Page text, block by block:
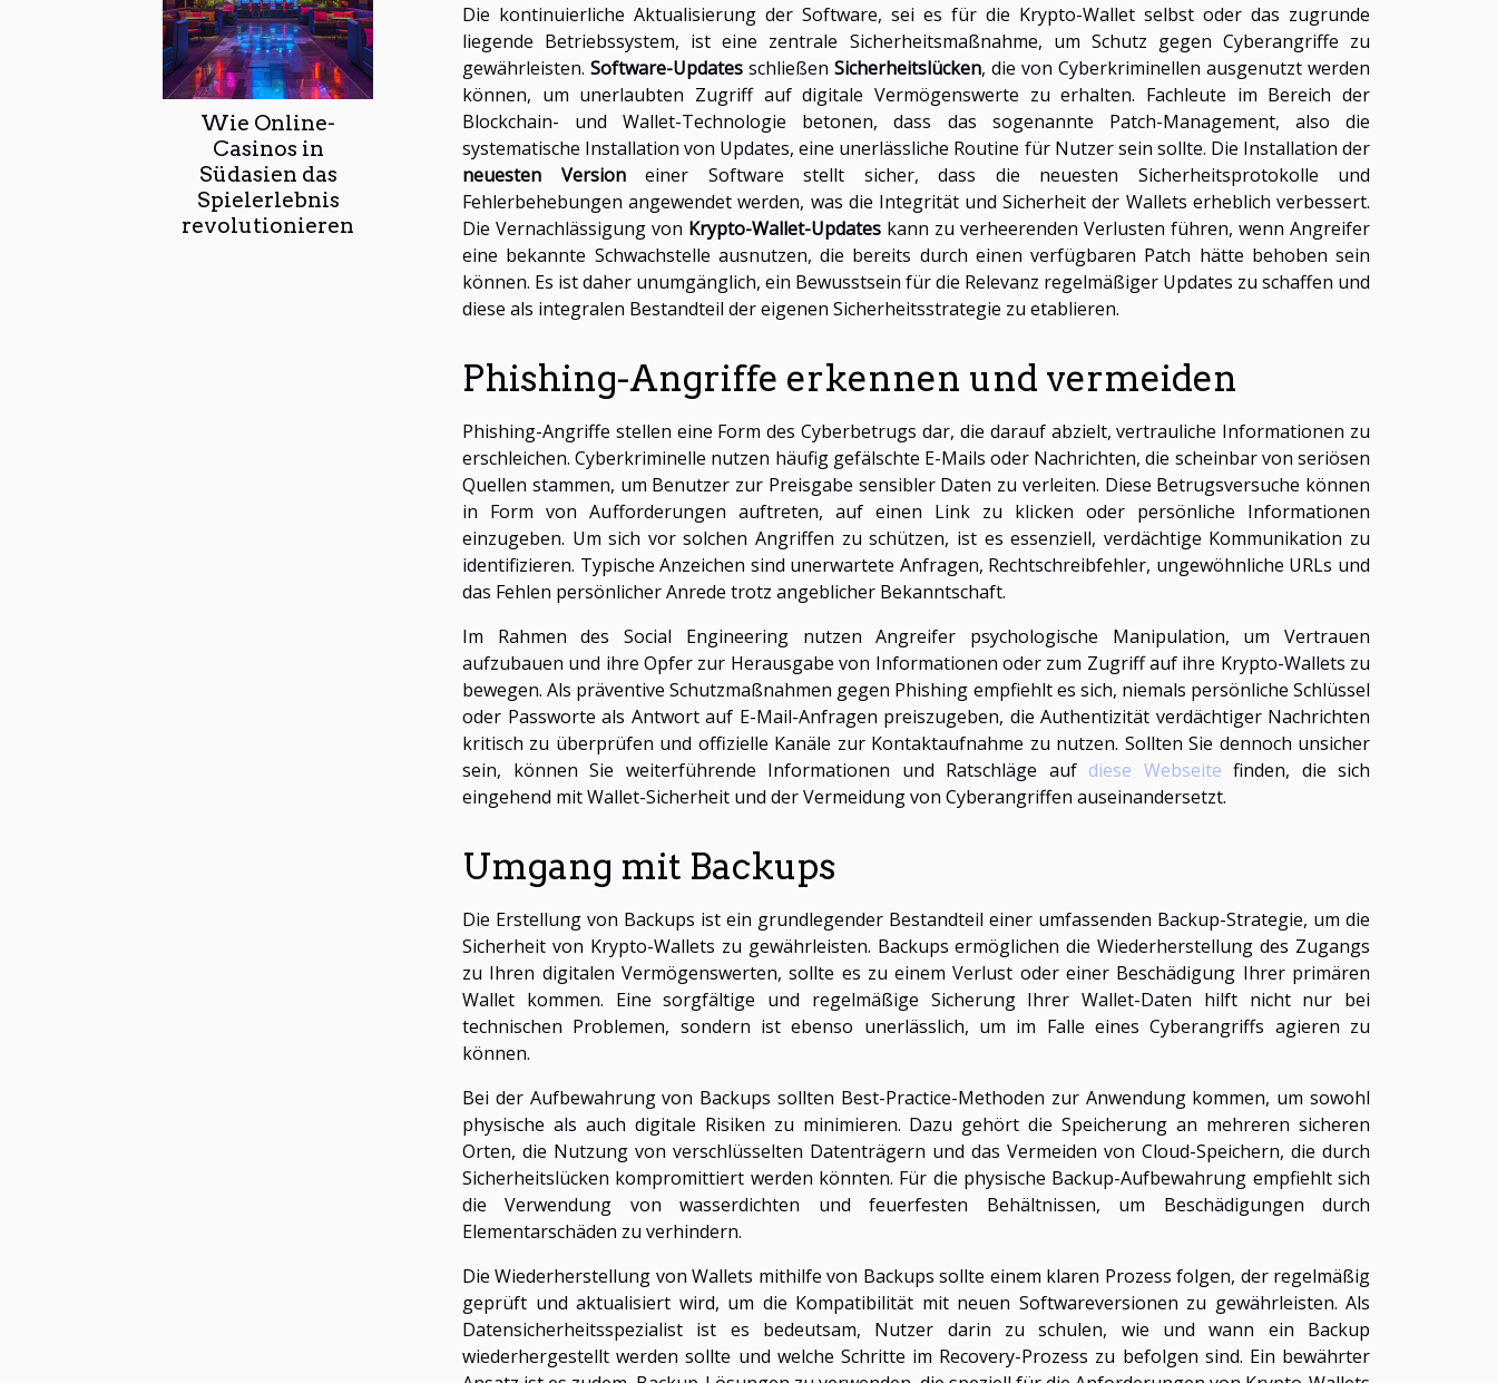
Wie Online-
Casinos in
Südasien das
Spielerlebnis
revolutionieren
Die kontinuierliche Aktualisierung der Software, sei es für die Krypto-Wallet selbst oder das zugrunde
liegende Betriebssystem, ist eine zentrale Sicherheitsmaßnahme, um Schutz gegen Cyberangriffe zu
gewährleisten. Software-Updates schließen Sicherheitslücken, die von Cyberkriminellen ausgenutzt werden
können, um unerlaubten Zugriff auf digitale Vermögenswerte zu erhalten. Fachleute im Bereich der
Blockchain- und Wallet-Technologie betonen, dass das sogenannte Patch-Management, also die
systematische Installation von Updates, eine unerlässliche Routine für Nutzer sein sollte. Die Installation der
neuesten Versioneiner Software stellt sicher, dass die neuesten Sicherheitsprotokolle und
Fehlerbehebungen angewendet werden, was die Integrität und Sicherheit der Wallets erheblich verbessert.
Die Vernachlässigung von Krypto-Wallet-Updates kann zu verheerenden Verlusten führen, wenn Angreifer
eine bekannte Schwachstelle ausnutzen, die bereits durch einen verfügbaren Patch hätte behoben sein
können. Es ist daher unumgänglich, ein Bewusstsein für die Relevanz regelmäßiger Updates zu schaffen und
diese als integralen Bestandteil der eigenen Sicherheitsstrategie zu etablieren.
Phishing-Angriffe erkennen und vermeiden
Phishing-Angriffe stellen eine Form des Cyberbetrugs dar, die darauf abzielt, vertrauliche Informationen zu
erschleichen. Cyberkriminelle nutzen häufig gefälschte E-Mails oder Nachrichten, die scheinbar von seriösen
Quellen stammen, um Benutzer zur Preisgabe sensibler Daten zu verleiten. Diese Betrugsversuche können
in Form von Aufforderungen auftreten, auf einen Link zu klicken oder persönliche Informationen
einzugeben. Um sich vor solchen Angriffen zu schützen, ist es essenziell, verdächtige Kommunikation zu
identifizieren. Typische Anzeichen sind unerwartete Anfragen, Rechtschreibfehler, ungewöhnliche URLs und
das Fehlen persönlicher Anrede trotz angeblicher Bekanntschaft.
Im Rahmen des Social Engineering nutzen Angreifer psychologische Manipulation, um Vertrauen
aufzubauen und ihre Opfer zur Herausgabe von Informationen oder zum Zugriff auf ihre Krypto-Wallets zu
bewegen. Als präventive Schutzmaßnahmen gegen Phishing empfiehlt es sich, niemals persönliche Schlüssel
oder Passworte als Antwort auf E-Mail-Anfragen preiszugeben, die Authentizität verdächtiger Nachrichten
kritisch zu überprüfen und offizielle Kanäle zur Kontaktaufnahme zu nutzen. Sollten Sie dennoch unsicher
sein, können Sie weiterführende Informationen und Ratschläge auf diese Webseite finden, die sich
eingehend mit Wallet-Sicherheit und der Vermeidung von Cyberangriffen auseinandersetzt.
Umgang mit Backups
Die Erstellung von Backups ist ein grundlegender Bestandteil einer umfassenden Backup-Strategie, um die
Sicherheit von Krypto-Wallets zu gewährleisten. Backups ermöglichen die Wiederherstellung des Zugangs
zu Ihren digitalen Vermögenswerten, sollte es zu einem Verlust oder einer Beschädigung Ihrer primären
Wallet kommen. Eine sorgfältige und regelmäßige Sicherung Ihrer Wallet-Daten hilft nicht nur bei
technischen Problemen, sondern ist ebenso unerlässlich, um im Falle eines Cyberangriffs agieren zu
können.
Bei der Aufbewahrung von Backups sollten Best-Practice-Methoden zur Anwendung kommen, um sowohl
physische als auch digitale Risiken zu minimieren. Dazu gehört die Speicherung an mehreren sicheren
Orten, die Nutzung von verschlüsselten Datenträgern und das Vermeiden von Cloud-Speichern, die durch
Sicherheitslücken kompromittiert werden könnten. Für die physische Backup-Aufbewahrung empfiehlt sich
die Verwendung von wasserdichten und feuerfesten Behältnissen, um Beschädigungen durch
Elementarschäden zu verhindern.
Die Wiederherstellung von Wallets mithilfe von Backups sollte einem klaren Prozess folgen, der regelmäßig
geprüft und aktualisiert wird, um die Kompatibilität mit neuen Softwareversionen zu gewährleisten. Als
Datensicherheitsspezialist ist es bedeutsam, Nutzer darin zu schulen, wie und wann ein Backup
wiederhergestellt werden sollte und welche Schritte im Recovery-Prozess zu befolgen sind. Ein bewährter